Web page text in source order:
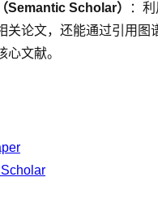
Semantic Scholar）
：
关论文，还能通过引用图
心文献。